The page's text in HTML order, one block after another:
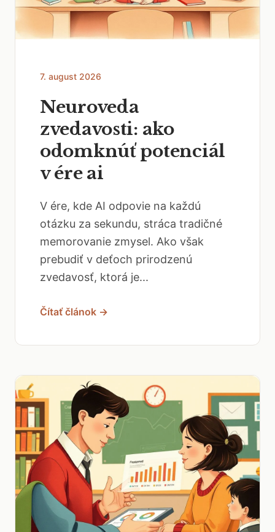
7. august 2026
Neuroveda
zvedavosti: ako
odomknúť potenciál
v ére ai
V ére, kde AI odpovie na každú
otázku za sekundu, stráca tradičné
memorovanie zmysel. Ako však
prebudiť v deťoch prirodzenú
zvedavosť, ktorá je...
Čítať článok →